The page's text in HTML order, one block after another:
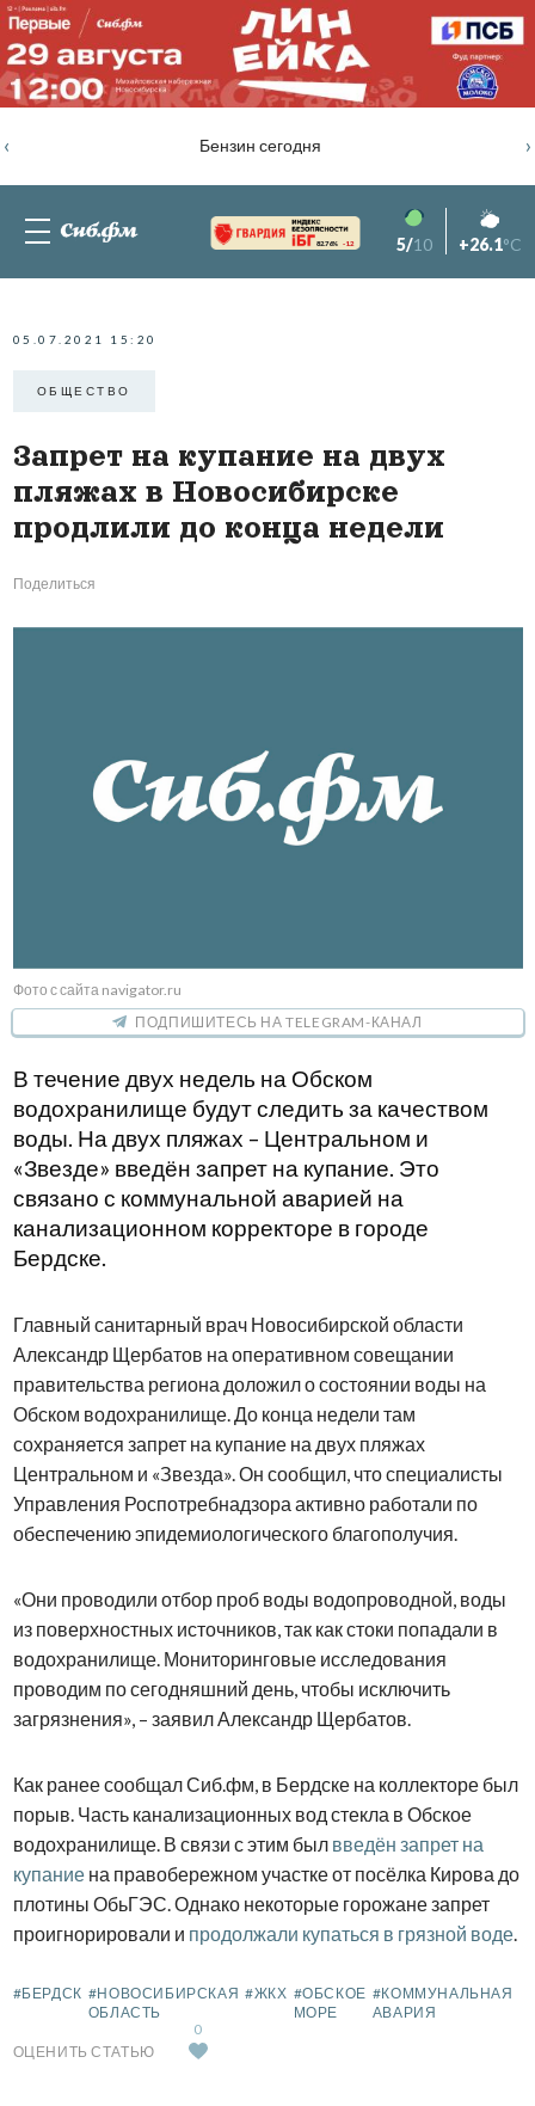
Бензин сегодня
‹ ›
82.76% -1.2 5/10 +26.1°C
05.07.2021 15:20
ОБЩЕСТВО
Запрет на купание на двух
пляжах в Новосибирске
продлили до конца недели
Поделиться
Фото с сайта navigator.ru
ПОДПИШИТЕСЬ НА TELEGRAM-КАНАЛ
В течение двух недель на Обском
водохранилище будут следить за качеством
воды. На двух пляжах – Центральном и
«Звезде» введён запрет на купание. Это
связано с коммунальной аварией на
канализационном корректоре в городе
Бердске.
Главный санитарный врач Новосибирской области
Александр Щербатов на оперативном совещании
правительства региона доложил о состоянии воды на
Обском водохранилище. До конца недели там
сохраняется запрет на купание на двух пляжах
Центральном и «Звезда». Он сообщил, что специалисты
Управления Роспотребнадзора активно работали по
обеспечению эпидемиологического благополучия.
«Они проводили отбор проб воды водопроводной, воды
из поверхностных источников, так как стоки попадали в
водохранилище. Мониторинговые исследования
проводим по сегодняшний день, чтобы исключить
загрязнения», – заявил Александр Щербатов.
Как ранее сообщал Сиб.фм, в Бердске на коллекторе был
порыв. Часть канализационных вод стекла в Обское
водохранилище. В связи с этим был введён запрет на
купаниена правобережном участке от посёлка Кирова до
плотины ОбьГЭС. Однако некоторые горожане запрет
проигнорировали и продолжали купаться в грязной воде.
#БЕРДСК #НОВОСИБИРСКАЯ
ОБЛАСТЬ
#ЖКХ #ОБСКОЕ
МОРЕ
#КОММУНАЛЬНАЯ
АВАРИЯ
ОЦЕНИТЬ СТАТЬЮ
0